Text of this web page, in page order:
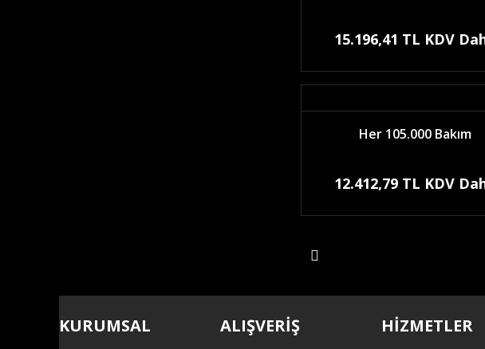
15.196,41 TL KDV
Her 105.000 Bakım
12.412,79 TL KDV
KURUMSAL ALIŞVERİŞ HİZMETLER